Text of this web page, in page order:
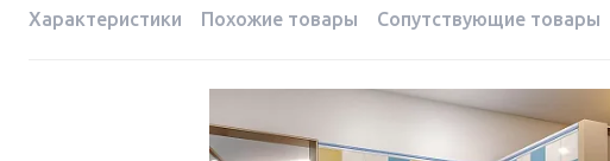
Характеристики Похожие товары Сопутствующие товары